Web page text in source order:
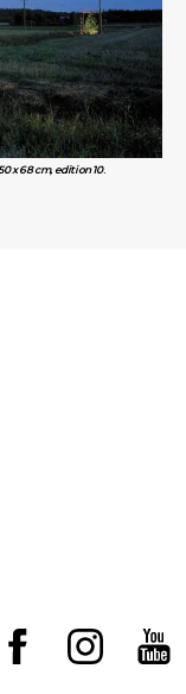
x 68 cm, edition 10.